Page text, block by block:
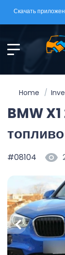
Скачать
Home
BMW
#08104